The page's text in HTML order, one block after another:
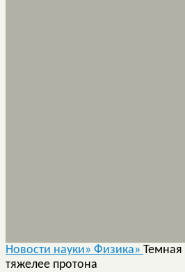
Новости науки» Физика» Темная
тяжелее протона